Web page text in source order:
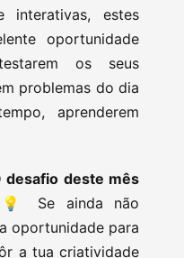
interativas, estes
oportunidade
os seus
problemas do dia
aprenderem
desafio deste mês
Se ainda não
oportunidade para
a tua criatividade